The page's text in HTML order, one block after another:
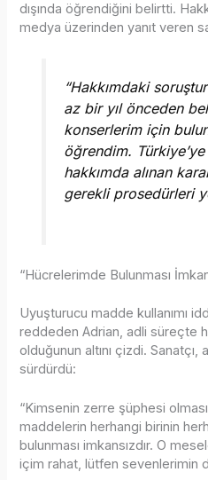
dışında öğrendiğini belirtti.
medya üzerinden yanıt veren
“Hakkımdaki
az bir yıl önceden
konserlerim için
öğrendim.
hakkımda alınan
gerekli prosedürleri
“Hücrelerimde Bulunması
Uyuşturucu madde kullanımı
reddeden Adrian, adli süreçte
olduğunun altını çizdi. Sanatçı,
sürdürdü:
“Kimsenin zerre şüphesi
maddelerin herhangi birinin
bulunması imkansızdır. O
içim rahat, lütfen sevenlerimin